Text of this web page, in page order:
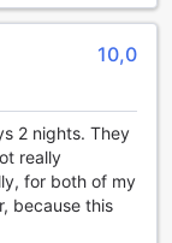
10,0
2 nights. They
really
for both of my
because this